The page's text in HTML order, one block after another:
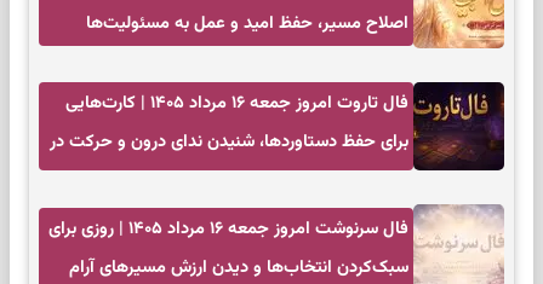
اصلاح مسیر، حفظ امید و عمل به مسئولیت‌ها
فال تاروت امروز جمعه ۱۶ مرداد ۱۴۰۵ | کارت‌هایی
برای حفظ دستاوردها، شنیدن ندای درون و حرکت در
فال سرنوشت امروز جمعه ۱۶ مرداد ۱۴۰۵ | روزی برای
سبک‌کردن انتخاب‌ها و دیدن ارزش مسیرهای آرام